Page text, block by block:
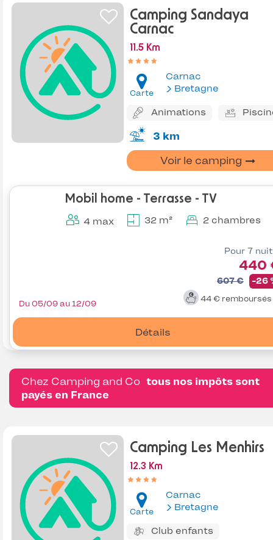
Camping Sandaya
Carnac
11.5 Km
Carte
Carnac
Bretagne
Animations
3 km
Voir le camping
Mobil home - Terrasse - TV
4 max 32 m² 2 chambres
Pour 7
440
607 € -26
44 € remboursés
Détails
Du 05/09 au 12/09
Chez Camping and Co tous nos impôts sont
payés en France
Camping Les Menhirs
12.3 Km
Carte
Carnac
Bretagne
Club enfants